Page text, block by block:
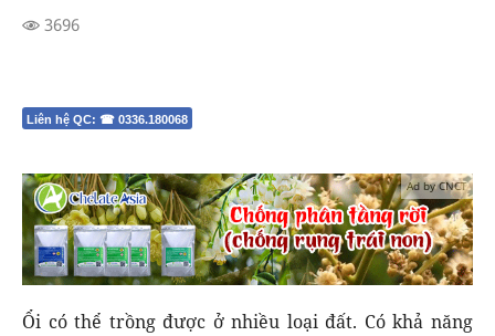
3696
Liên hệ QC: ☎ 0336.180068
Ad by CNCT
Ổi có thể trồng được ở nhiều loại đất. Có khả năng